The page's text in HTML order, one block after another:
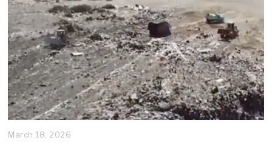
March 18, 2026